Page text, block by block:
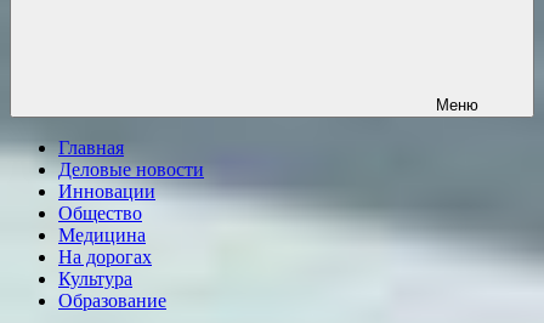
Меню
Главная
Деловые новости
Инновации
Общество
Медицина
На дорогах
Культура
Образование